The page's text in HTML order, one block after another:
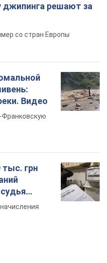
джипинга решают за
со стран Европы
Видео
Франковскую
грн